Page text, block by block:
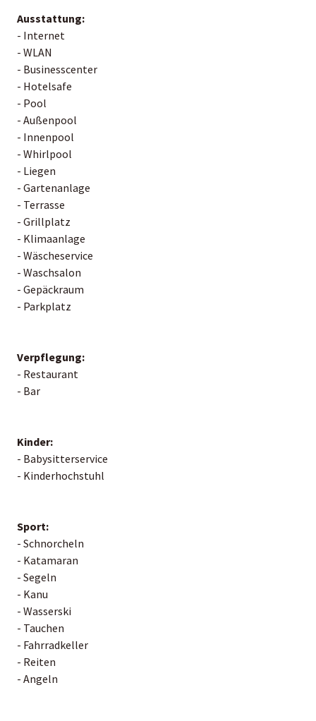
Ausstattung:
- Internet
- WLAN
- Businesscenter
- Hotelsafe
- Pool
- Außenpool
- Innenpool
- Whirlpool
- Liegen
- Gartenanlage
- Terrasse
- Grillplatz
- Klimaanlage
- Wäscheservice
- Waschsalon
- Gepäckraum
- Parkplatz
Verpflegung:
- Restaurant
- Bar
Kinder:
- Babysitterservice
- Kinderhochstuhl
Sport:
- Schnorcheln
- Katamaran
- Segeln
- Kanu
- Wasserski
- Tauchen
- Fahrradkeller
- Reiten
- Angeln